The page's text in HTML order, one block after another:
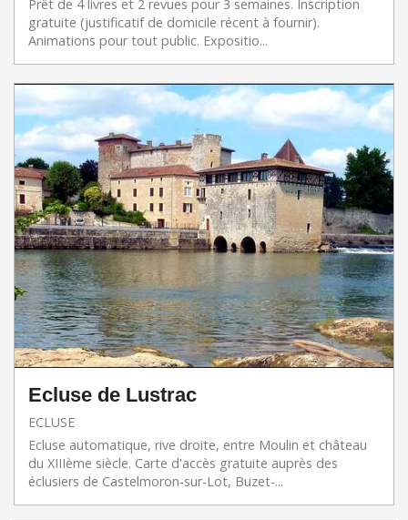
Prêt de 4 livres et 2 revues pour 3 semaines. Inscription
gratuite (justificatif de domicile récent à fournir).
Animations pour tout public. Expositio...
Ecluse de Lustrac
ECLUSE
Ecluse automatique, rive droite, entre Moulin et château
du XIIIème siècle. Carte d'accès gratuite auprès des
éclusiers de Castelmoron-sur-Lot, Buzet-...